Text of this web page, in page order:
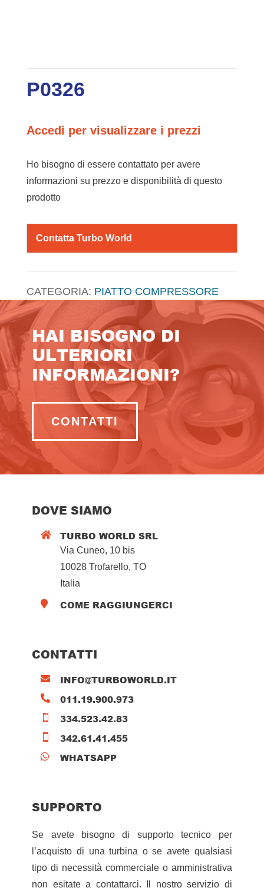
P0326
Accedi per visualizzare i prezzi
Ho bisogno di essere contattato per avere
informazioni su prezzo e disponibilità di questo
prodotto
Contatta Turbo World
CATEGORIA: PIATTO COMPRESSORE
HAI BISOGNO DI
ULTERIORI
INFORMAZIONI?
CONTATTI
DOVE SIAMO
 TURBO WORLD SRL
Via Cuneo, 10 bis
10028 Trofarello, TO
Italia
 COME RAGGIUNGERCI
CONTATTI
 INFO@TURBOWORLD.IT
 011.19.900.973
 334.523.42.83
 342.61.41.455
 WHATSAPP
SUPPORTO
Se avete bisogno di supporto tecnico per
l’acquisto di una turbina o se avete qualsiasi
tipo di necessità commerciale o amministrativa
non esitate a contattarci. Il nostro servizio di